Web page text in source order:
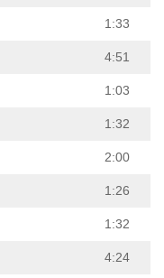
1:33
4:51
1:03
1:32
2:00
1:26
1:32
4:24